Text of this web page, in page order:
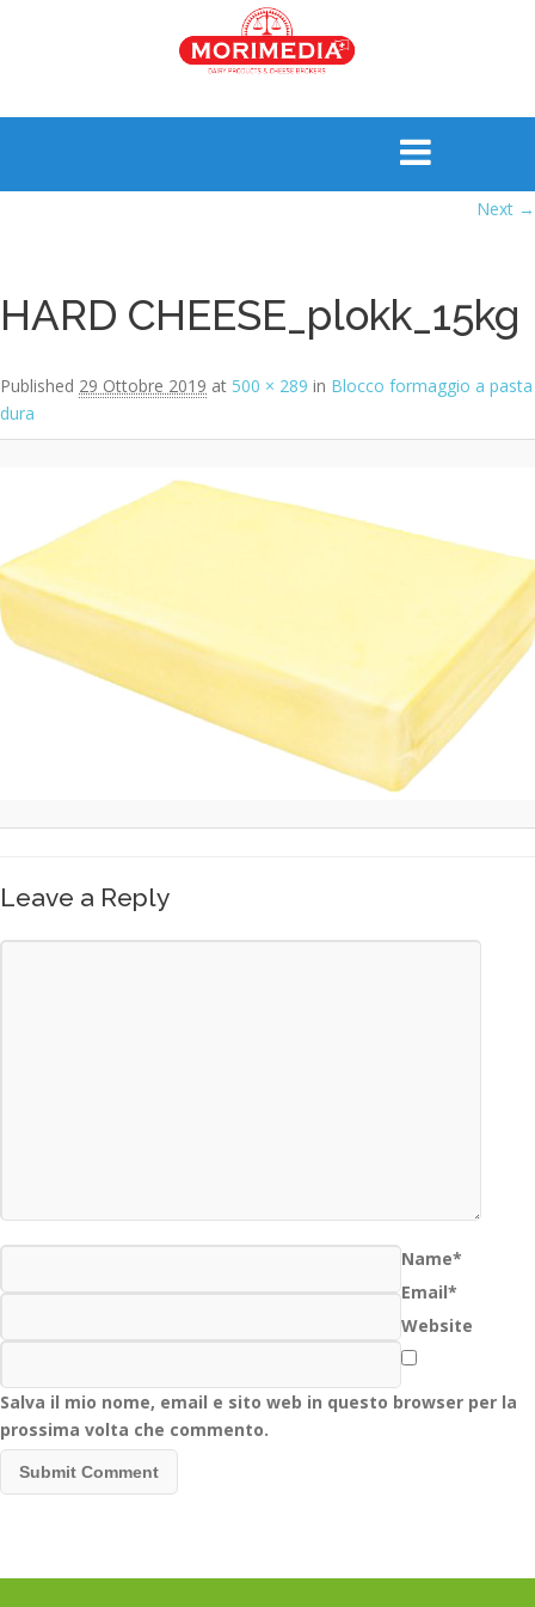
Next →
HARD CHEESE_plokk_15kg
Published 29 Ottobre 2019 at 500 × 289 in Blocco formaggio a pasta
dura
Leave a Reply
Name*
Email*
Website
Salva il mio nome, email e sito web in questo browser per la
prossima volta che commento.